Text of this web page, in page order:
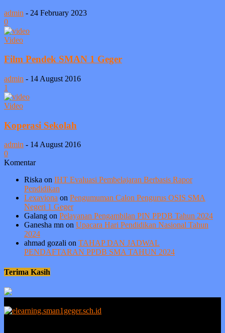
admin - 24 February 2023
0
Video
Film Pendek SMAN 1 Geger
admin - 14 August 2016
1
Video
Koperasi Sekolah
admin - 14 August 2016
0
Komentar
Riska on IHT Evaluasi Pembelajaran Berbasis Rapor
Pendidikan
Lexaviona on Pengumuman Calon Pengurus OSIS SMA
Negeri 1 Geger
Galang on Pelayanan Pengambilan PIN PPDB Tahun 2024
Ganesha mn on Upacara Hari Pendidikan Nasional Tahun
2024
ahmad gozali on TAHAP DAN JADWAL
PENDAFTARAN PPDB SMA TAHUN 2024
Terima Kasih